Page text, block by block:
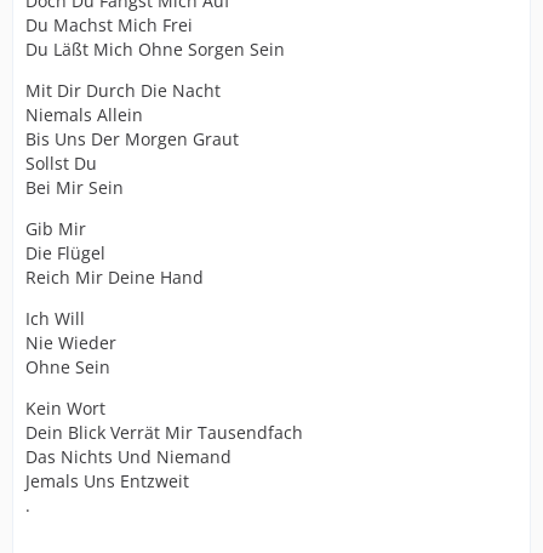
Du Machst Mich Frei
Du Läßt Mich Ohne Sorgen Sein
Mit Dir Durch Die Nacht
Niemals Allein
Bis Uns Der Morgen Graut
Sollst Du
Bei Mir Sein
Gib Mir
Die Flügel
Reich Mir Deine Hand
Ich Will
Nie Wieder
Ohne Sein
Kein Wort
Dein Blick Verrät Mir Tausendfach
Das Nichts Und Niemand
Jemals Uns Entzweit
.